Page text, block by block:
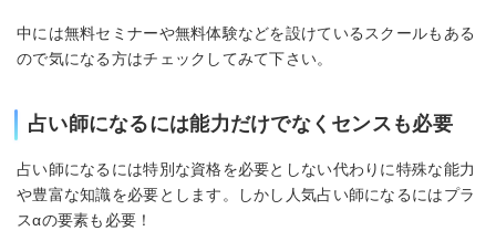
中には無料セミナーや無料体験などを設けているスクールもある
ので気になる方はチェックしてみて下さい。
占い師になるには能力だけでなくセンスも必要
占い師になるには特別な資格を必要としない代わりに特殊な能力
や豊富な知識を必要とします。しかし人気占い師になるにはプラ
スαの要素も必要！